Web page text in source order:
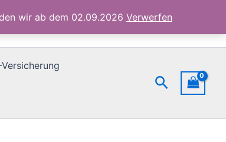
wir ab dem 02.09.2026 Verwerfen
Versicherung
Suchen
mit